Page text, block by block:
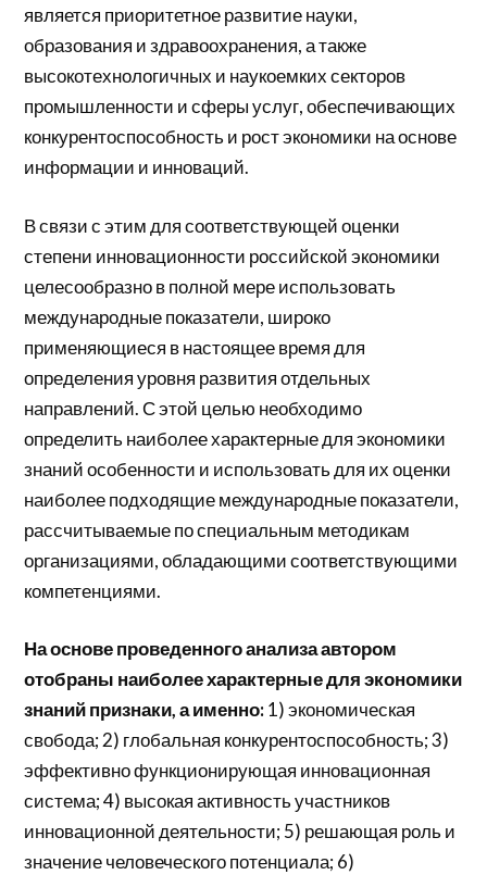
является приоритетное развитие науки,
образования и здравоохранения, а также
высокотехнологичных и наукоемких секторов
промышленности и сферы услуг, обеспечивающих
конкурентоспособность и рост экономики на основе
информации и инноваций.
В связи с этим для соответствующей оценки
степени инновационности российской экономики
целесообразно в полной мере использовать
международные показатели, широко
применяющиеся в настоящее время для
определения уровня развития отдельных
направлений. С этой целью необходимо
определить наиболее характерные для экономики
знаний особенности и использовать для их оценки
наиболее подходящие международные показатели,
рассчитываемые по специальным методикам
организациями, обладающими соответствующими
компетенциями.
На основе проведенного анализа автором
отобраны наиболее характерные для экономики
знаний признаки, а именно:1) экономическая
свобода; 2) глобальная конкурентоспособность; 3)
эффективно функционирующая инновационная
система; 4) высокая активность участников
инновационной деятельности; 5) решающая роль и
значение человеческого потенциала; 6)